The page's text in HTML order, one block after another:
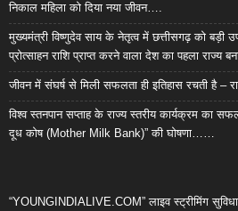
निकाल महिला को दिया नया जीवन….
मुख्यमंत्री विष्णुदेव साय के नेतृत्व में छत्तीसगढ़ को
प्रोत्साहन राशि प्राप्त करने वाला देश का पहला राज्य
जीवन में संघर्ष से मिली सफलता ही इतिहास रचती है –
विश्व स्तनपान सप्ताह के राज्य स्तरीय कार्यक्रम का
दूध कोष (Mother Milk Bank)” की घोषणा……
“YOUNGINDIALIVE.COM” लाइव स्ट्रीमिंग